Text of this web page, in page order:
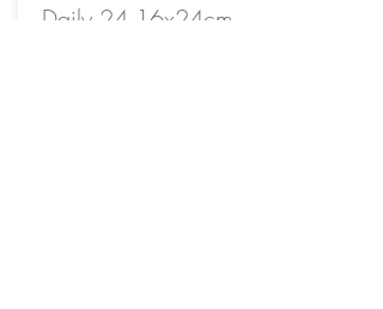
Daily 24 16x24cm